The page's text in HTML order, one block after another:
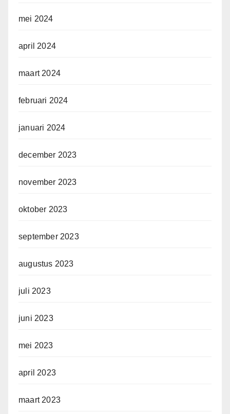
mei 2024
april 2024
maart 2024
februari 2024
januari 2024
december 2023
november 2023
oktober 2023
september 2023
augustus 2023
juli 2023
juni 2023
mei 2023
april 2023
maart 2023